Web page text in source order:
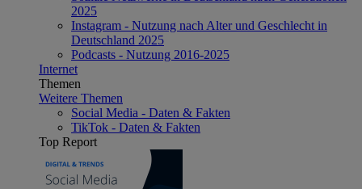
2025
Instagram - Nutzung nach Alter und Geschlecht in
Deutschland 2025
Podcasts - Nutzung 2016-2025
Internet
Themen
Weitere Themen
Social Media - Daten & Fakten
TikTok - Daten & Fakten
Top Report